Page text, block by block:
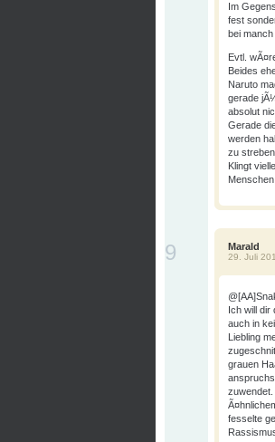
Im
fest
bei manch
Evtl.
Beides
Naruto
gerade
absolut
Gerade
werden
zu
Klingt
Marald
29. Juli
9
Ich will dir
auch in
Liebling
grauen
fesselte